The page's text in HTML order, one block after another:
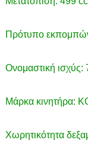
Πρότυπο
Ονομαστική
Μάρκα κινητήρα:
Χωρητικότητα